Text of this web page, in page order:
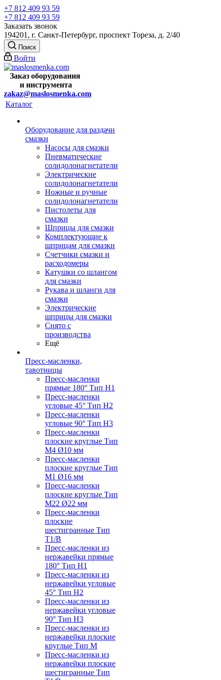
+7 812 409 93 59
+7 812 409 93 59
Заказать звонок
194201, г. Санкт-Петербург, проспект Тореза, д. 2/40
Поиск
Войти
Заказ оборудования
и инструмента
zakaz@maslosmenka.com
Каталог
Оборудование для раздачи
смазки
Насосы для смазки
Пневматические
солидолонагнетатели
Электрические
солидолонагнетатели
Ножные и ручные
солидолонагнетатели
Пистолеты для
смазки
Шприцы для смазки
Комплектующие к
шприцам для смазки
Счетчики смазки и
расходомеры
Катушки со шлангом
для смазки
Рукава и шланги для
смазки
Электрические
шприцы для смазки
Снято с
производства
Ещё
Пресс-масленки,
тавотницы
Пресс-масленки
прямые 180° Тип H1
Пресс-масленки
угловые 45° Тип H2
Пресс-масленки
угловые 90° Тип H3
Пресс-масленки
плоские круглые Тип
M4 Ø10 мм
Пресс-масленки
плоские круглые Тип
M1 Ø16 мм
Пресс-масленки
плоские круглые Тип
M22 Ø22 мм
Пресс-масленки
плоские
шестигранные Тип
T1/B
Пресс-масленки из
нержавейки прямые
180° Тип H1
Пресс-масленки из
нержавейки угловые
45° Тип H2
Пресс-масленки из
нержавейки угловые
90° Тип H3
Пресс-масленки из
нержавейки плоские
круглые Тип M
Пресс-масленки из
нержавейки плоские
шестигранные Тип